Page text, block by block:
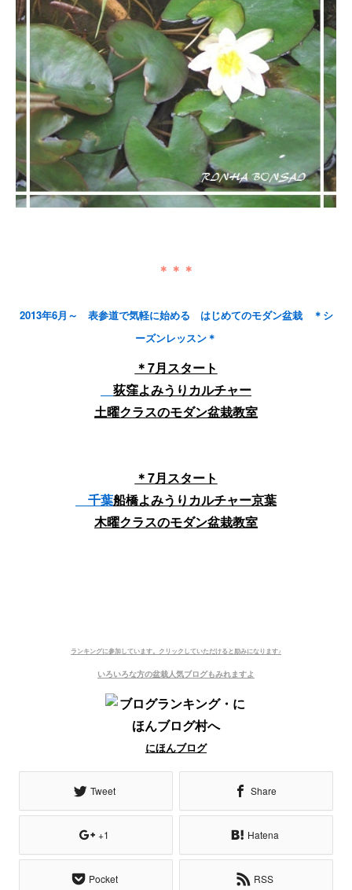
＊＊＊
2013年6月～ 表参道で気軽に始める はじめてのモダン盆栽 ＊シ
ーズンレッスン＊
＊7月スタート
荻窪よみうりカルチャー
土曜クラスのモダン盆栽教室
＊7月スタート
千葉船橋よみうりカルチャー京葉
木曜クラスのモダン盆栽教室
ランキングに参加しています。 クリックしていただけると励みになります♪
いろいろな方の盆栽人気ブログもみれますよ
にほんブログ
Tweet Share
+1 Hatena
Pocket RSS